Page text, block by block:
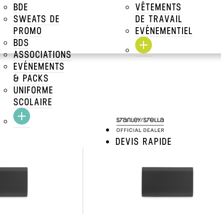
BDE
SWEATS DE
PROMO
BDS
ASSOCIATIONS
EVÉNEMENTS
& PACKS
UNIFORME
SCOLAIRE
VÊTEMENTS
DE TRAVAIL
EVÉNEMENTIEL
DEVIS RAPIDE
ACCESSOIRES TÉLÉPHONES>BATTERIES